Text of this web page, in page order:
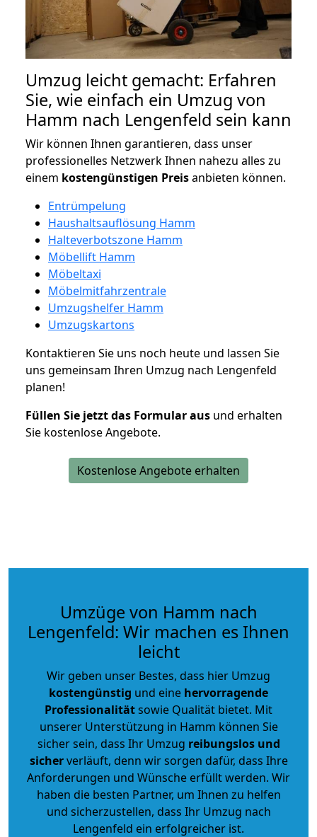
Umzug leicht gemacht: Erfahren
Sie, wie einfach ein Umzug von
Hamm nach Lengenfeld sein kann
Wir können Ihnen garantieren, dass unser
professionelles Netzwerk Ihnen nahezu alles zu
einem kostengünstigen Preisanbieten können.
Entrümpelung
Haushaltsauflösung Hamm
Halteverbotszone Hamm
Möbellift Hamm
Möbeltaxi
Möbelmitfahrzentrale
Umzugshelfer Hamm
Umzugskartons
Kontaktieren Sie uns noch heute und lassen Sie
uns gemeinsam Ihren Umzug nach Lengenfeld
planen!
Füllen Sie jetzt das Formular aus und erhalten
Sie kostenlose Angebote.
Kostenlose Angebote erhalten
Umzüge von Hamm nach
Lengenfeld: Wir machen es Ihnen
leicht
Wir geben unser Bestes, dass hier Umzug
kostengünstig und eine hervorragende
Professionalitätsowie Qualität bietet. Mit
unserer Unterstützung in Hamm können Sie
sicher sein, dass Ihr Umzug reibungslos und
sicherverläuft, denn wir sorgen dafür, dass Ihre
Anforderungen und Wünsche erfüllt werden. Wir
haben die besten Partner, um Ihnen zu helfen
und sicherzustellen, dass Ihr Umzug nach
Lengenfeld ein erfolgreicher ist.